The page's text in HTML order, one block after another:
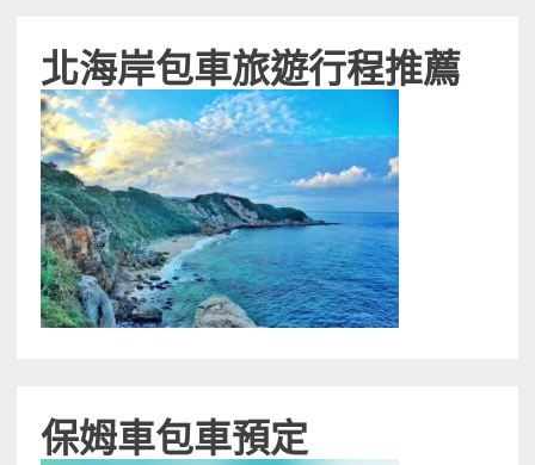
北海岸包車旅遊行程推薦
保姆車包車預定